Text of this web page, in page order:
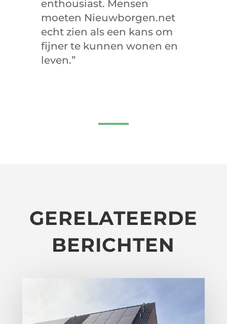
enthousiast. Mensen
moeten Nieuwborgen.net
echt zien als een kans om
fijner te kunnen wonen en
leven.”
GERELATEERDE
BERICHTEN